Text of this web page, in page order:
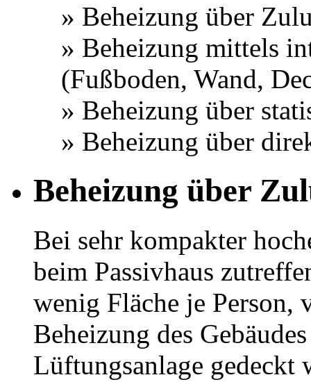
» Beheizung über
» Beheizung mittels
(Fußboden, Wand,
» Beheizung über
» Beheizung über
Beheizung über
Bei sehr kompakter
beim Passivhaus
wenig Fläche je Person,
Beheizung des
Lüftungsanlage gedeckt